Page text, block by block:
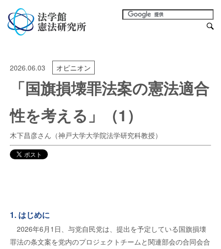
2026.06.03 オピニオン
「国旗損壊罪法案の憲法適合
性を考える」（1）
木下昌彦さん（神戸大学大学院法学研究科教授）
1. はじめに
2026年6月1日、与党自民党は、提出を予定している国旗損壊
罪法の条文案を党内のプロジェクトチームと関連部会の合同会合